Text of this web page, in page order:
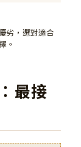
劣，選對適合
。
最接